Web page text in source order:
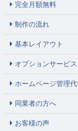
完全月額無料
制作の流れ
基本レイアウト
オプションサービス
ホームページ管理
同業者の方へ
お客様の声